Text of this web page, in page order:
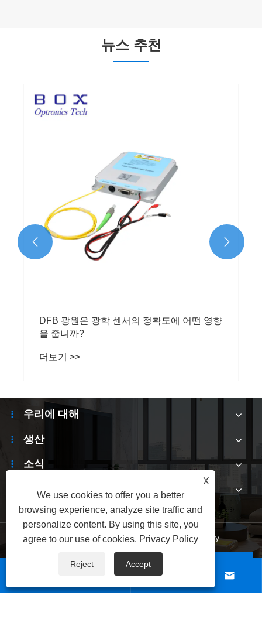
뉴스 추천
DFB 광원은 광학 센서의 정확도에 어떤 영향
을 줍니까?
더보기 >>
 
우리에 대해
생산
소식
문의하기
Links | Sitemap | RSS | XML | Privacy Policy
Copyright © 2025 Shenzhen Electronic Hunsinda
Electronic Technology Company 모든 권리는 보호됩니다.
 
X
We use cookies to offer you a better
browsing experience, analyze site traffic and
personalize content. By using this site, you
agree to our use of cookies. Privacy Policy
Reject Accept